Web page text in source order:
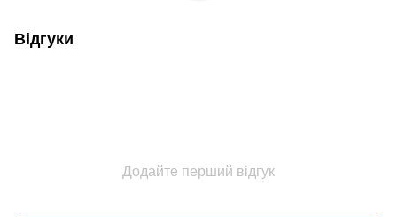
Відгуки
Додайте перший відгук